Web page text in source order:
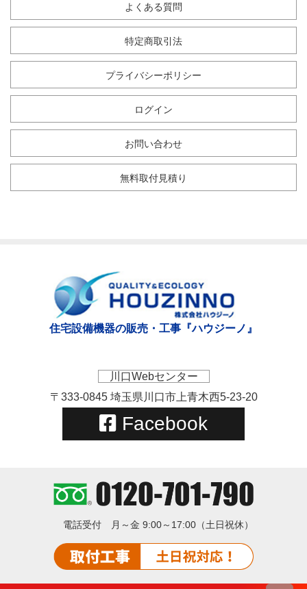
よくある質問
特定商取引法
プライバシーポリシー
ログイン
お問い合わせ
無料取付見積り
住宅設備機器の販売・工事『ハウジーノ』
川口Webセンター
〒333-0845 埼玉県川口市上青木西5-23-20
Facebook
電話受付 月～金 9:00～17:00（土日祝休）